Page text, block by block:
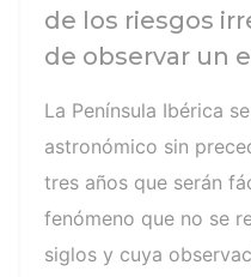
de los riesgos
de observar un
solar es el
La Península Ibérica
astronómico sin
tres años que serán
fenómeno que no se
siglos y cuya